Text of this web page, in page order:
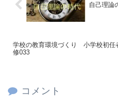
自己理論
学校の教育環境づくり 小学校初任
修033
コメント